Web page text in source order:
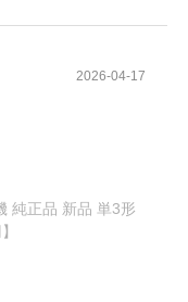
2026-04-17
純正品 新品 単3形